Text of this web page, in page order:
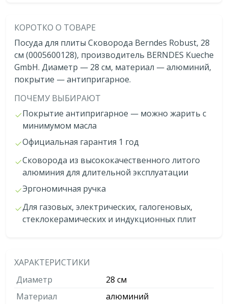
КОРОТКО О ТОВАРЕ
Посуда для плиты Сковорода Berndes Robust, 28
см (0005600128), производитель BERNDES Kueche
GmbH. Диаметр — 28 см, материал — алюминий,
покрытие — антипригарное.
ПОЧЕМУ ВЫБИРАЮТ
Покрытие антипригарное — можно жарить с
минимумом масла
Официальная гарантия 1 год
Сковорода из высококачественного литого
алюминия для длительной эксплуатации
Эргономичная ручка
Для газовых, электрических, галогеновых,
стеклокерамических и индукционных плит
ХАРАКТЕРИСТИКИ
Диаметр
28 см
Материал
алюминий